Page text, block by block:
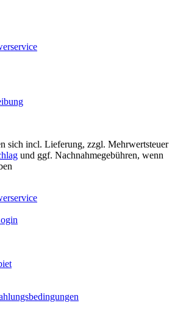
sich incl. Lieferung, zzgl. Mehrwertsteuer
und ggf. Nachnahmegebühren, wenn